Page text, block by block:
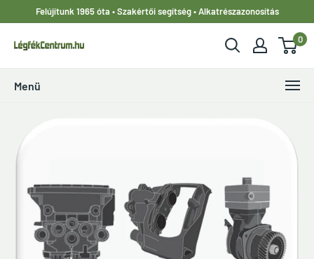
tartalomhoz
Felújítunk 1965 óta • Szakértői segítség • Alkatrészazonosítás
LegfekCentrum.hu
0
Menü